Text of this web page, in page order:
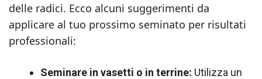
delle radici. Ecco alcuni suggerimenti da
applicare al tuo prossimo seminato per risultati
professionali:
Seminare in vasetti o in terrine: Utilizza un